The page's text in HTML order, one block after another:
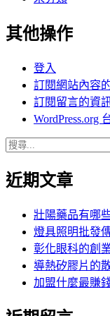
其他操作
登入
訂閱網站內容
訂閱留言的資
WordPress.org
搜
關
近期文章
壯陽藥品有哪
燈具照明批發
彰化眼科的創
導熱矽膠片的
加盟什麼最賺